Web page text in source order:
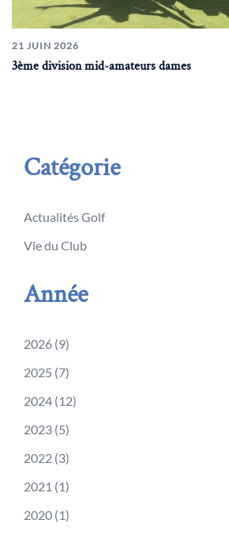
21 JUIN 2026
3ème division mid-amateurs dames
Catégorie
Actualités Golf
Vie du Club
Année
2026 (9)
2025 (7)
2024 (12)
2023 (5)
2022 (3)
2021 (1)
2020 (1)